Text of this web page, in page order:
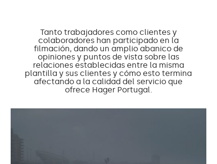
Tanto trabajadores como clientes y
colaboradores han participado en la
filmación, dando un amplio abanico de
opiniones y puntos de vista sobre las
relaciones establecidas entre la misma
plantilla y sus clientes y cómo esto termina
afectando a la calidad del servicio que
ofrece Hager Portugal.